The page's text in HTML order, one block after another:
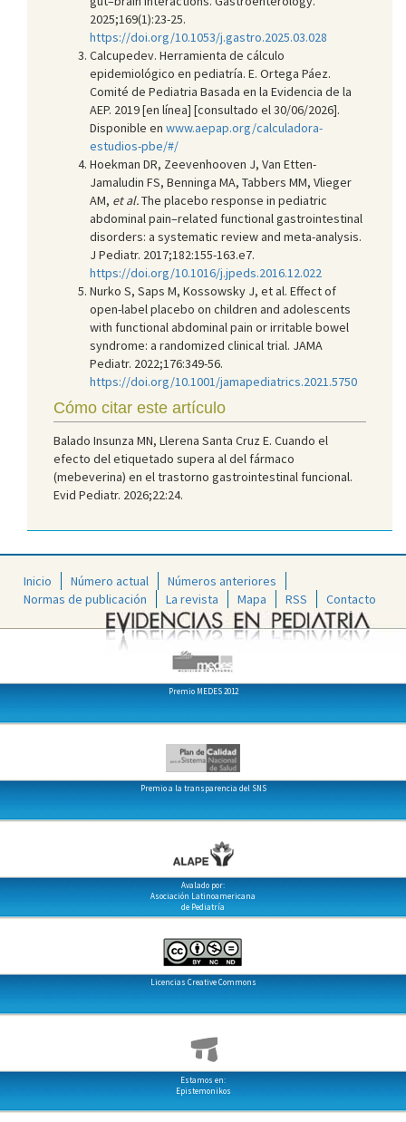
2025;169(1):23-25.
https://doi.org/10.1053/j.gastro.2025.03.028
Calcupedev. Herramienta de cálculo
epidemiológico en pediatría. E. Ortega Páez.
Comité de Pediatria Basada en la Evidencia de la
AEP. 2019 [en línea] [consultado el 30/06/2026].
Disponible en www.aepap.org/calculadora-
estudios-pbe/#/
Hoekman DR, Zeevenhooven J, Van Etten-
Jamaludin FS, Benninga MA, Tabbers MM, Vlieger
AM, et al.The placebo response in pediatric
abdominal pain–related functional gastrointestinal
disorders: a systematic review and meta-analysis.
J Pediatr. 2017;182:155-163.e7.
https://doi.org/10.1016/j.jpeds.2016.12.022
Nurko S, Saps M, Kossowsky J, et al. Effect of
open-label placebo on children and adolescents
with functional abdominal pain or irritable bowel
syndrome: a randomized clinical trial. JAMA
Pediatr. 2022;176:349-56.
https://doi.org/10.1001/jamapediatrics.2021.5750
Cómo citar este artículo
Balado Insunza MN, Llerena Santa Cruz E. Cuando el
efecto del etiquetado supera al del fármaco
(mebeverina) en el trastorno gastrointestinal funcional.
Evid Pediatr. 2026;22:24.
Inicio Número actual
Números anteriores
Normas de publicación
La revista Mapa RSS Contacto
Premio MEDES 2012
Premio a la transparencia del SNS
Avalado por:
Asociación Latinoamericana
de Pediatría
Licencias Creative Commons
Estamos en:
Epistemonikos